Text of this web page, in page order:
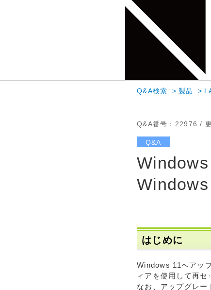
Q&A検索 > 製品 >
Q&A番号 ：22976 /
Q&A
はじめに
Windows 11へアッ
ィアを使用して再セ
なお、アップグレー